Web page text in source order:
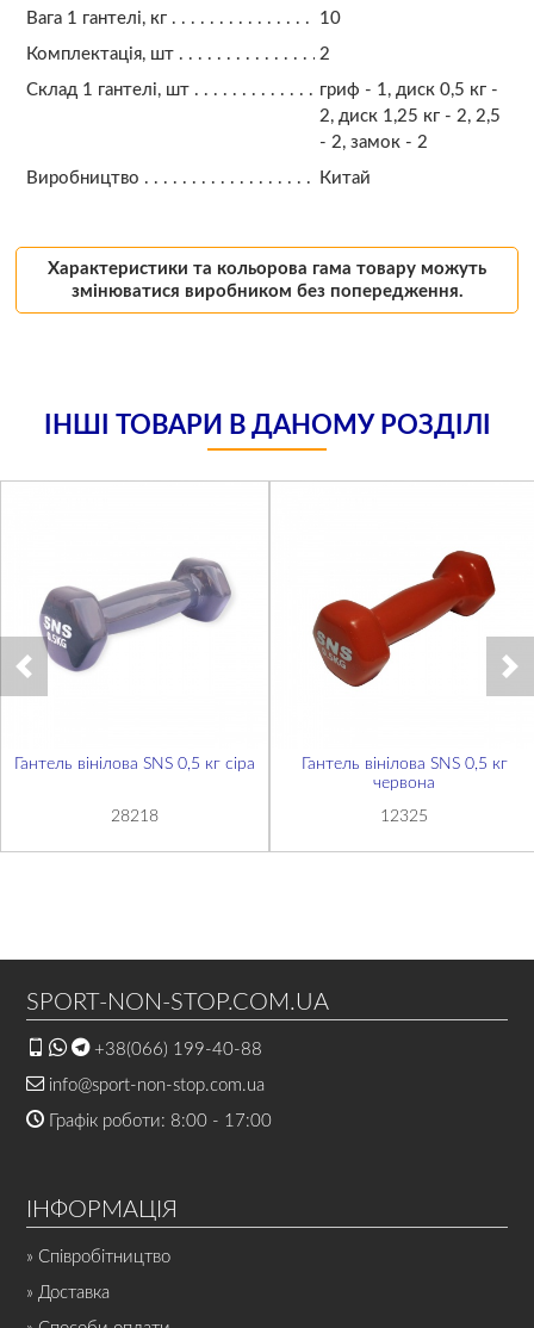
Вага 1 гантелі, кг
10
Комплектація, шт
2
Склад 1 гантелі, шт
гриф - 1, диск 0,5 кг -
2, диск 1,25 кг - 2, 2,5
- 2, замок - 2
Виробництво
Китай
Характеристики та кольорова гама товару можуть
змінюватися виробником без попередження.
ІНШІ ТОВАРИ В ДАНОМУ РОЗДІЛІ
Гантель вінілова SNS 0,5 кг сіра
28218
Гантель вінілова SNS 0,5 кг
червона
12325
SPORT-NON-STOP.COM.UA
+38(066) 199-40-88
info@sport-non-stop.com.ua
Графік роботи: 8:00 - 17:00
ІНФОРМАЦІЯ
» Співробітництво
» Доставка